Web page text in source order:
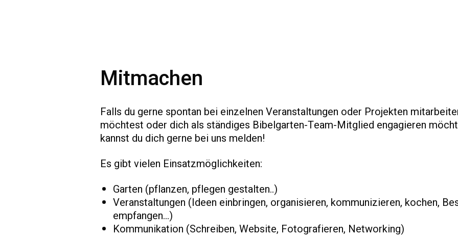
Mitmachen
Falls du gerne spontan bei einzelnen Veranstaltungen oder Projekten
möchtest oder dich als ständiges Bibelgarten-Team-Mitglied engagieren
kannst du dich gerne bei uns melden!
Es gibt vielen Einsatzmöglichkeiten:
Garten (pflanzen, pflegen gestalten..)
Veranstaltungen (Ideen einbringen, organisieren, kommunizieren, kochen,
empfangen...)
Kommunikation (Schreiben, Website, Fotografieren, Networking)